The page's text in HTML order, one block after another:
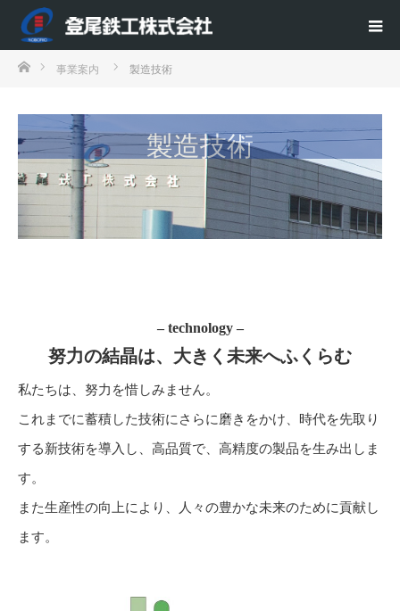
ホーム事業案内 製造技術
製造技術
– technology –
努力の結晶は、大きく未来へふくらむ
私たちは、努力を惜しみません。
これまでに蓄積した技術にさらに磨きをかけ、時代を先取り
する新技術を導入し、高品質で、高精度の製品を生み出しま
す。
また生産性の向上により、人々の豊かな未来のために貢献し
ます。